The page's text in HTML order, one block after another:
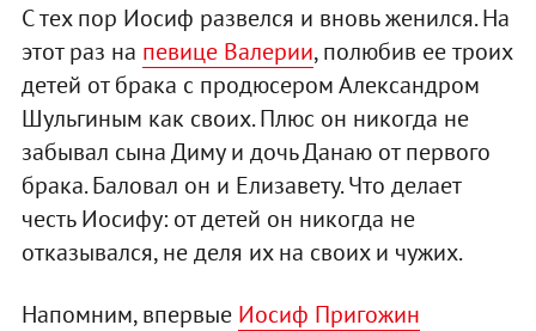
С тех пор Иосиф развелся и вновь женился. На
этот раз на певице Валерии, полюбив ее троих
детей от брака с продюсером Александром
Шульгиным как своих. Плюс он никогда не
забывал сына Диму и дочь Данаю от первого
брака. Баловал он и Елизавету. Что делает
честь Иосифу: от детей он никогда не
отказывался, не деля их на своих и чужих.
Напомним, впервые Иосиф Пригожин